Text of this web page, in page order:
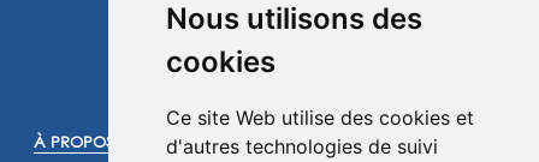
Nous utilisons des
cookies
Ce site Web utilise des cookies et
d'autres technologies de suivi
Instagram Facebook
À PROPOS :